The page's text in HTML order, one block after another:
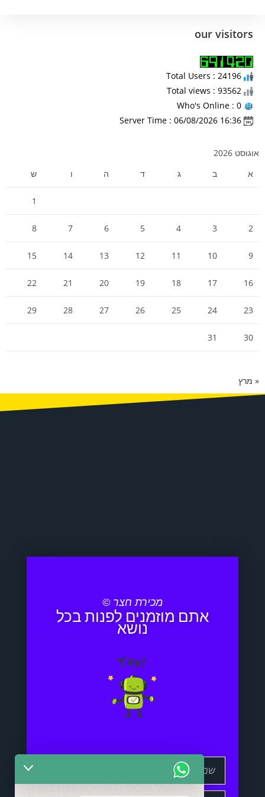
our visitors
אוגוסט 2026
א
ב ג ד ה ו ש
1
2
3
4
5
6
7
8
9
10
11
12
13
14
15
16
17
18
19
20
21
22
23
24
25
26
27
28
29
30
31
« מרץ
מכירת חצר ©
אתם מוזמנים לפנות בכל
נושא